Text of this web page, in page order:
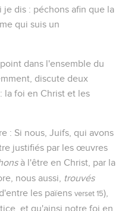
dis : péchons afin que la
qui suis un
dans l'ensemble du
discute deux
: la foi en Christ et les
: Si nous, Juifs, qui avons
justifiés par les œuvres
à l'être en Christ, par la
nous aussi,
trouvés
les païens verset 15),
et qu'ainsi notre foi en